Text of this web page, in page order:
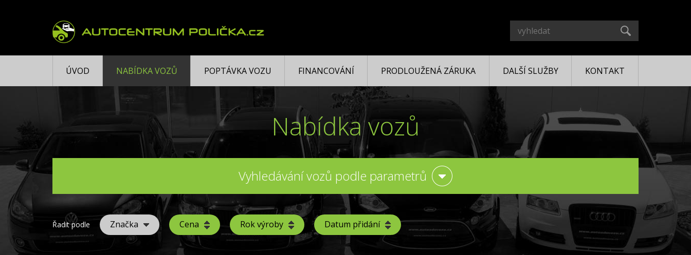
ÚVOD NABÍDKA VOZŮ POPTÁVKA VOZU FINANCOVÁNÍ PRODLOUŽENÁ ZÁRUKA DALŠÍ SLUŽBY KONTAKT
Nabídka vozů
Vyhledávání vozů podle parametrů
Řadit podle Značka Cena Rok výroby Datum přidání